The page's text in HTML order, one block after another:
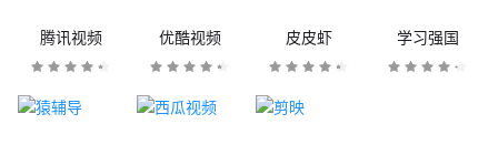
腾讯视频 优酷视频 皮皮虾 学习强国